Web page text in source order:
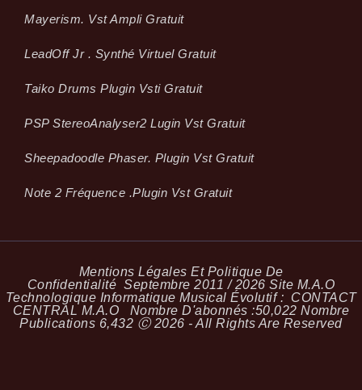
Mayerism. Vst Ampli Gratuit
LeadOff Jr . Synthé Virtuel Gratuit
Taiko Drums Plugin Vsti Gratuit
PSP StereoAnalyser2 Lugin Vst Gratuit
Sheepadoodle Phaser. Plugin Vst Gratuit
Note 2 Fréquence .plugin Vst Gratuit
Mentions Légales Et Politique De
Confidentialité Septembre 2011 / 2026 Site M.A.O
Technologique Informatique Musical Évolutif : CONTACT
CENTRAL M.A.O Nombre D'abonnés :50,022 Nombre
Publications 6,432 Ⓒ 2026 - All Rights Are Reserved